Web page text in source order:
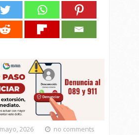
2026 no comments